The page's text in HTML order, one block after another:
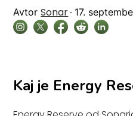
Avtor Sonar 17.
Kaj je Energy